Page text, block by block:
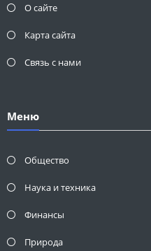
О сайте
Карта сайта
Связь с нами
Меню
Общество
Наука и техника
Финансы
Природа